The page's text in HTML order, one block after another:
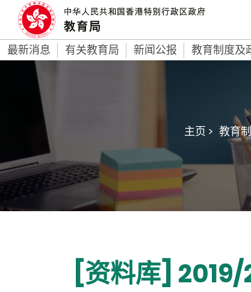
最新消息 有关教育局 新闻公报 教育制度及
主页 > 教育
[资料库]